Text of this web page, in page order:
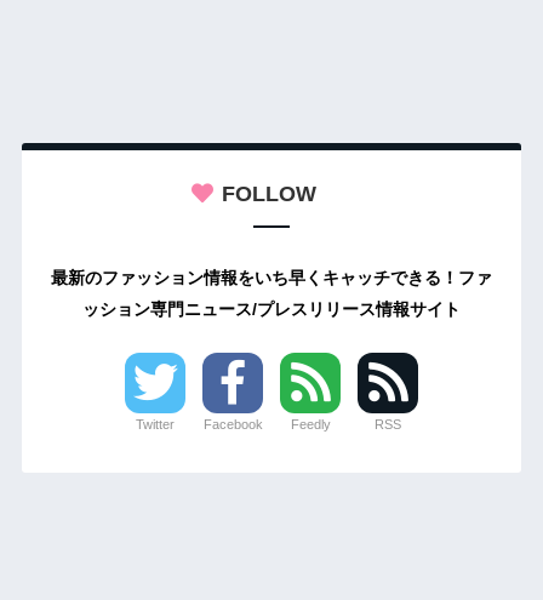
FOLLOW
最新のファッション情報をいち早くキャッチできる！ファ
ッション専門ニュース/プレスリリース情報サイト
Twitter Facebook Feedly RSS